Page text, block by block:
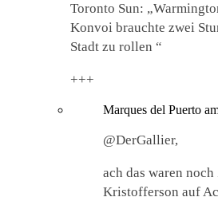
Toronto Sun:
Konvoi brauchte zwei
Stadt zu rollen “
+++
Marques del Puerto
@DerGallier,
ach das waren
Kristofferson auf